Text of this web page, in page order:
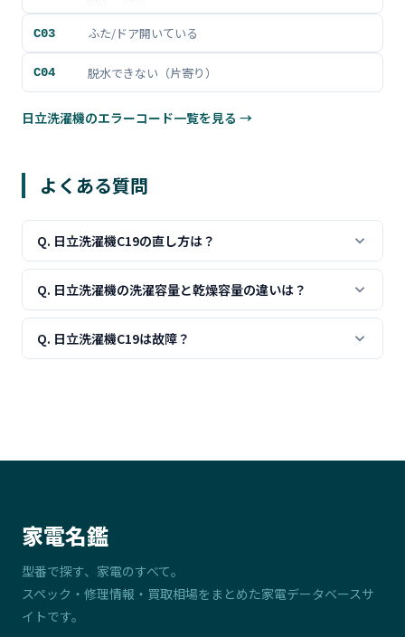
C03 ふた/ドア開いている
C04 脱水できない（片寄り）
日立洗濯機のエラーコード一覧を見る →
よくある質問
Q. 日立洗濯機C19の直し方は？
乾燥容量を超えているので洗濯物を半分に減らしてくださ
い。全量乾燥したい場合は2回に分けて運転します。
Q. 日立洗濯機の洗濯容量と乾燥容量の違いは？
多くの機種で「洗濯10kg/乾燥6kg」など、乾燥容量は洗
濯容量の半分〜6割程度になっています。取扱説明書で確
認してください。
Q. 日立洗濯機C19は故障？
家電名鑑
型番で探す、家電のすべて。
スペック・修理情報・買取相場をまとめた家電データベースサ
イトです。